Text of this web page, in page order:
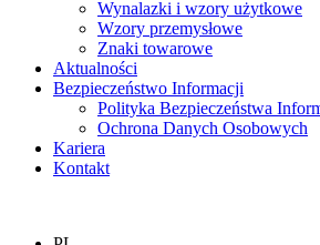
Wynalazki i wzory użytkowe
Wzory przemysłowe
Znaki towarowe
Aktualności
Bezpieczeństwo Informacji
Polityka Bezpieczeństwa
Ochrona Danych Osobowych
Kariera
Kontakt